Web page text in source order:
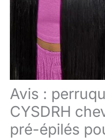
Avis :
CYSDRH
pré-épilés